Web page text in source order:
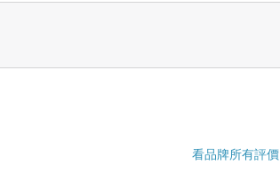
看品牌所有評價